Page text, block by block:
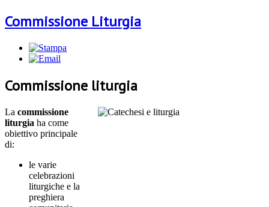
Commissione Liturgia
Commissione liturgia
La commissione
liturgia ha come
obiettivo principale
di:
le varie
celebrazioni
liturgiche e la
preghiera